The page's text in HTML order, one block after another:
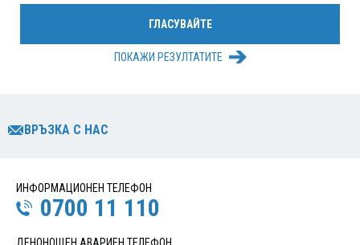
ПОКАЖИ РЕЗУЛТАТИТЕ
ВРЪЗКА С НАС
ИНФОРМАЦИОНЕН ТЕЛЕФОН
0700 11 110